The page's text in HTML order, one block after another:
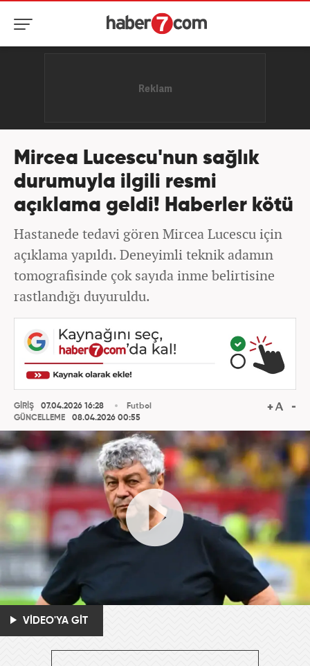
Mircea Lucescu'nun sağlık
durumuyla ilgili resmi
açıklama geldi! Haberler kötü
Hastanede tedavi gören Mircea Lucescu için
açıklama yapıldı. Deneyimli teknik adamın
tomografisinde çok sayıda inme belirtisine
rastlandığı duyuruldu.
GİRİŞ
07.04.2026 16:28
GÜNCELLEME
08.04.2026 00:55
Futbol
VİDEO'YA GİT